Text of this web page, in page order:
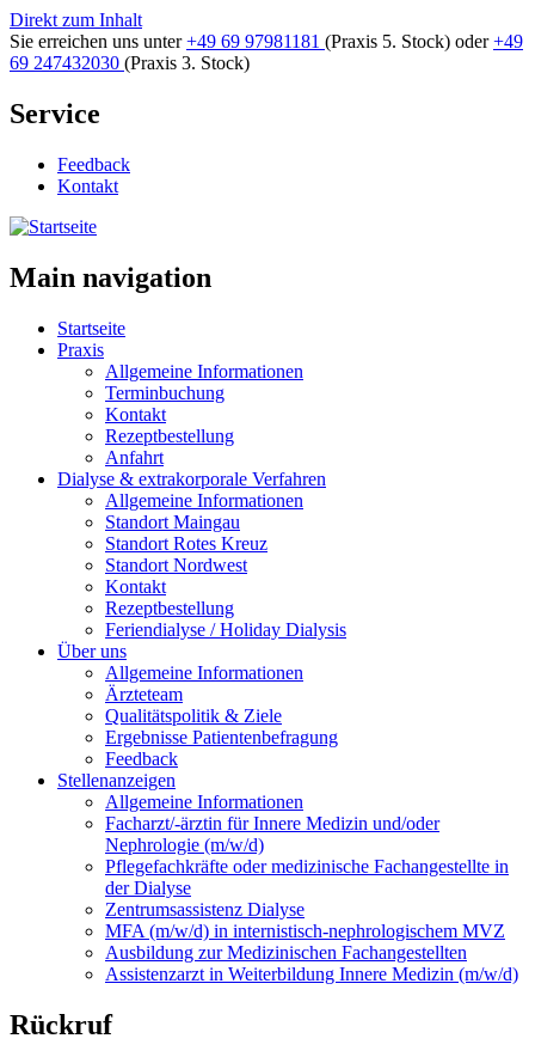
Direkt zum Inhalt
Sie erreichen uns unter+49 69 97981181 (Praxis 5. Stock) oder+49
69 247432030 (Praxis 3. Stock)
Service
Feedback
Kontakt
Main navigation
Startseite
Praxis
Allgemeine Informationen
Terminbuchung
Kontakt
Rezeptbestellung
Anfahrt
Dialyse & extrakorporale Verfahren
Allgemeine Informationen
Standort Maingau
Standort Rotes Kreuz
Standort Nordwest
Kontakt
Rezeptbestellung
Feriendialyse / Holiday Dialysis
Über uns
Allgemeine Informationen
Ärzteteam
Qualitätspolitik & Ziele
Ergebnisse Patientenbefragung
Feedback
Stellenanzeigen
Allgemeine Informationen
Facharzt/-ärztin für Innere Medizin und/oder
Nephrologie (m/w/d)
Pflegefachkräfte oder medizinische Fachangestellte in
der Dialyse
Zentrumsassistenz Dialyse
MFA (m/w/d) in internistisch-nephrologischem MVZ
Ausbildung zur Medizinischen Fachangestellten
Assistenzarzt in Weiterbildung Innere Medizin (m/w/d)
Rückruf